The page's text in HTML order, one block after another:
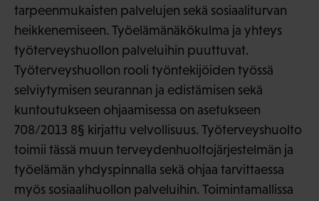
tarpeenmukaisten palvelujen sekä sosiaaliturvan
heikkenemiseen. Työelämänäkökulma ja yhteys
työterveyshuollon palveluihin puuttuvat.
Työterveyshuollon rooli työntekijöiden työssä
selviytymisen seurannan ja edistämisen sekä
kuntoutukseen ohjaamisessa on asetukseen
708/2013 8§ kirjattu velvollisuus. Työterveyshuolto
toimii tässä muun terveydenhuoltojärjestelmän ja
työelämän yhdyspinnalla sekä ohjaa tarvittaessa
myös sosiaalihuollon palveluihin. Toimintamallissa